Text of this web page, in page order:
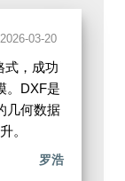
2026-03-20
式，成功
。DXF是
几何数据
。
罗浩